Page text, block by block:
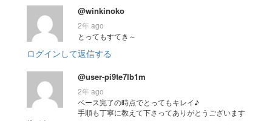
@winkinoko
2年 ago
とってもすてき～
ログインして返信する
@user-pi9te7lb1m
2年 ago
ベース完了の時点でとってもキレイ♪
手順も丁寧に教えて下さってありがとうございます